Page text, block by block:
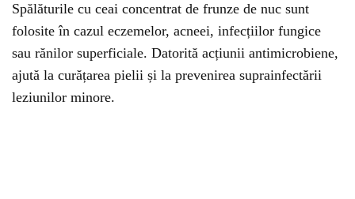
Spălăturile cu ceai concentrat de frunze de nuc sunt
folosite în cazul eczemelor, acneei, infecțiilor fungice
sau rănilor superficiale. Datorită acțiunii antimicrobiene,
ajută la curățarea pielii și la prevenirea suprainfectării
leziunilor minore.